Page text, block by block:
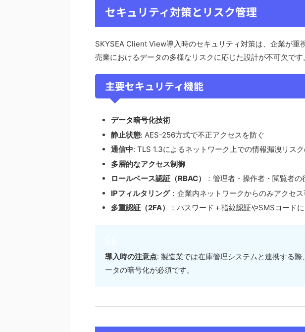
セキュリティ対策とリスク管理
SKYSEA Client View導入時のセキュリティ対策は、企業が重
売業におけるデータの多様なリスクに応じた設計が不可欠です
主要セキュリティ機能
データ暗号化技術
静止状態: AES-256方式で不正アクセスを防ぐ
通信中: TLS 1.3によるネットワーク上での情報漏洩リス
多層的なアクセス制御
ロールベース認証（RBAC）
：管理者・操作者・閲覧者の
IPフィルタリング：企業内ネットワークからのみアクセ
多重認証（2FA）
：パスワード＋指紋認証やSMSコード
導入時の注意点: 製造業では在庫管理システムと連携する
ータの暗号化が必須です。